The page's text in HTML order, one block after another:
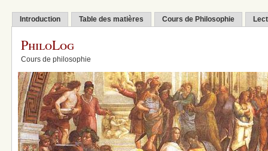
Introduction Table des matières Cours de Philosophie
PhiloLog
Cours de philosophie